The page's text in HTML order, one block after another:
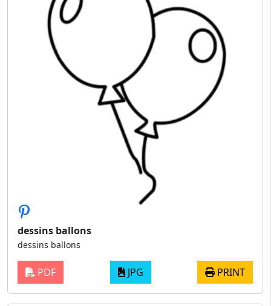
dessins ballons
dessins ballons
PDF JPG PRINT